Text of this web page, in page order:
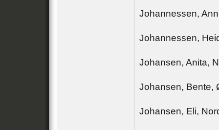
Johannessen,
Johannessen,
Johansen, Anita,
Johansen, Bente,
Johansen, Eli,